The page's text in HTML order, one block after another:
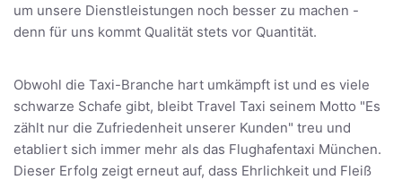
um unsere Dienstleistungen noch besser zu machen -
denn für uns kommt Qualität stets vor Quantität.
Obwohl die Taxi-Branche hart umkämpft ist und es viele
schwarze Schafe gibt, bleibt Travel Taxi seinem Motto "Es
zählt nur die Zufriedenheit unserer Kunden" treu und
etabliert sich immer mehr als das Flughafentaxi München.
Dieser Erfolg zeigt erneut auf, dass Ehrlichkeit und Fleiß